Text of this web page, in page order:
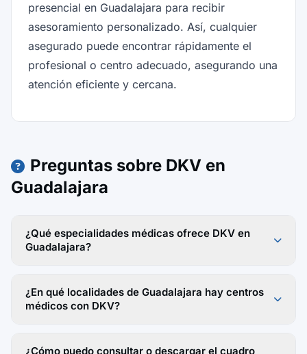
presencial en Guadalajara para recibir
asesoramiento personalizado. Así, cualquier
asegurado puede encontrar rápidamente el
profesional o centro adecuado, asegurando una
atención eficiente y cercana.
Preguntas sobre DKV en
Guadalajara
¿Qué especialidades médicas ofrece DKV en
Guadalajara?
¿En qué localidades de Guadalajara hay centros
médicos con DKV?
¿Cómo puedo consultar o descargar el cuadro